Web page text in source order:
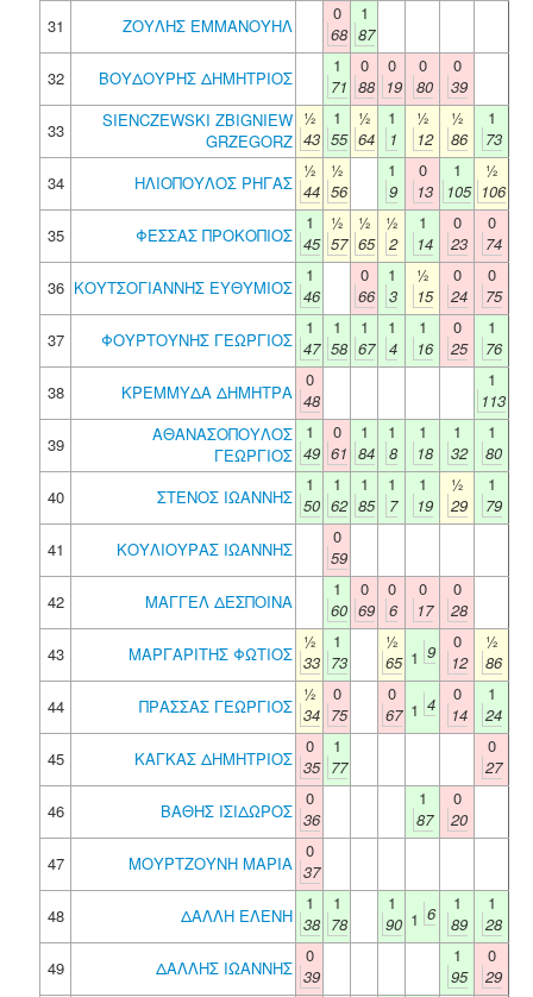
31
ΖΟΥΛΗΣ ΕΜΜΑΝΟΥΗΛ
0
68
1
87
32
ΒΟΥΔΟΥΡΗΣ ΔΗΜΗΤΡΙΟΣ
1
71
0
88
0
19
0
80
0
39
33
SIENCZEWSKI ZBIGNIEW
GRZEGORZ
½
43
1
55
½
64
1
1
½
12
½
86
1
73
34
ΗΛΙΟΠΟΥΛΟΣ ΡΗΓΑΣ
½
44
½
56
1
9
0
13
1
105
½
106
35
ΦΕΣΣΑΣ ΠΡΟΚΟΠΙΟΣ
1
45
½
57
½
65
½
2
1
14
0
23
0
74
36 ΚΟΥΤΣΟΓΙΑΝΝΗΣ ΕΥΘΥΜΙΟΣ
1
46
0
66
1
3
½
15
0
24
0
75
37
ΦΟΥΡΤΟΥΝΗΣ ΓΕΩΡΓΙΟΣ
1
47
1
58
1
67
1
4
1
16
0
25
1
76
38
ΚΡΕΜΜΥΔΑ ΔΗΜΗΤΡΑ
0
48
1
113
39
ΑΘΑΝΑΣΟΠΟΥΛΟΣ
ΓΕΩΡΓΙΟΣ
1
49
0
61
1
84
1
8
1
18
1
32
1
80
40
ΣΤΕΝΟΣ ΙΩΑΝΝΗΣ
1
50
1
62
1
85
1
7
1
19
½
29
1
79
41
ΚΟΥΛΙΟΥΡΑΣ ΙΩΑΝΝΗΣ
0
59
42
ΜΑΓΓΕΛ ΔΕΣΠΟΙΝΑ
1
60
0
69
0
6
0
17
0
28
43
ΜΑΡΓΑΡΙΤΗΣ ΦΩΤΙΟΣ
½
33
1
73
½
65 1 9
0
12
½
86
44
ΠΡΑΣΣΑΣ ΓΕΩΡΓΙΟΣ
½
34
0
75
0
67 1 4
0
14
1
24
45
ΚΑΓΚΑΣ ΔΗΜΗΤΡΙΟΣ
0
35
1
77
0
27
46
ΒΑΘΗΣ ΙΣΙΔΩΡΟΣ
0
36
1
87
0
20
47
ΜΟΥΡΤΖΟΥΝΗ ΜΑΡΙΑ
0
37
48
ΔΑΛΛΗ ΕΛΕΝΗ
1
38
1
78
1
90 1 6
1
89
1
28
49
ΔΑΛΛΗΣ ΙΩΑΝΝΗΣ
0
39
1
95
0
29